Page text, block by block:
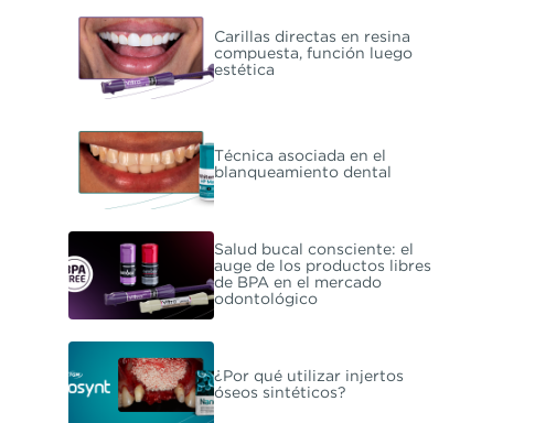
Carillas directas en resina
compuesta, función luego
estética
Técnica asociada en el
blanqueamiento dental
Salud bucal consciente: el
auge de los productos libres
de BPA en el mercado
odontológico
¿Por qué utilizar injertos
óseos sintéticos?